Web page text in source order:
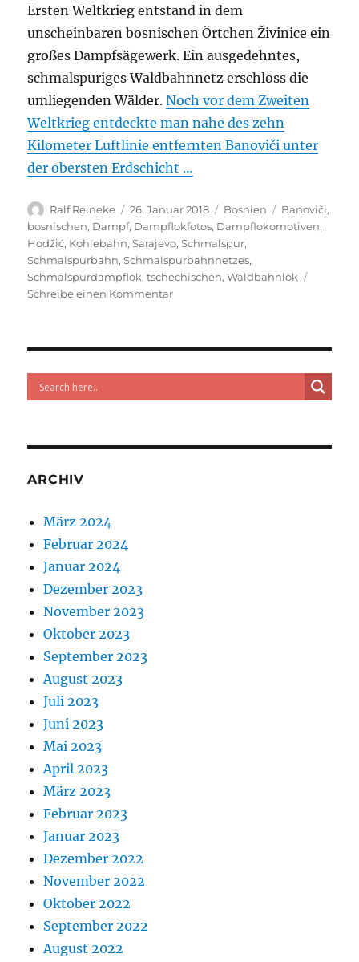
Ersten Weltkrieg entstand in dem
unscheinbaren bosnischen Örtchen Živinice ein
großes Dampfsägewerk. Ein ausgedehntes,
schmalspuriges Waldbahnnetz erschloss die
umliegenden Wälder.Noch vor dem Zweiten
Weltkrieg entdeckte man nahe des zehn
Kilometer Luftlinie entfernten Banoviči unter
der obersten Erdschicht …
Autor
Ralf Reineke
Veröffentlicht
am
26. Januar 2018 Kategorien
Bosnien Schlagwörter
Banoviči,
bosnischen, Dampf, Dampflokfotos, Dampflokomotiven,
Hodžić, Kohlebahn,Sarajevo,Schmalspur,
Schmalspurbahn,Schmalspurbahnnetzes,
Schmalspurdampflok,tschechischen,Waldbahnlok
Schreibe einen Kommentarzu
Die
aus
ARCHIV
März 2024
Februar 2024
Januar 2024
Dezember 2023
November 2023
Oktober 2023
September 2023
August 2023
Juli 2023
Juni 2023
Mai 2023
April 2023
März 2023
Februar 2023
Januar 2023
Dezember 2022
November 2022
Oktober 2022
September 2022
August 2022